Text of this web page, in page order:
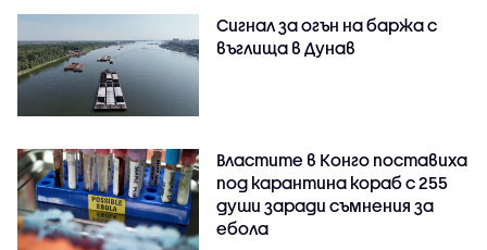
Сигнал за огън на баржа с
въглища в Дунав
Властите в Конго поставиха
под карантина кораб с 255
души заради съмнения за
ебола